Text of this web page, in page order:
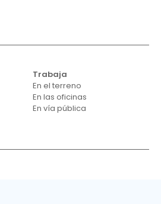
Trabaja
En el terreno
En las oficinas
En vía pública